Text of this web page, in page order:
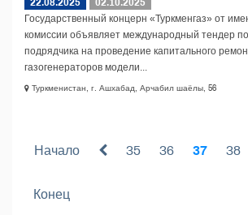
22.08.2025
02.10.2025
Государственный концерн «Туркменгаз» от
комиссии объявляет международный тендер
подрядчика на проведение капитального
газогенераторов модели...
Туркменистан, г. Ашхабад, Арчабил шаёлы, 56
Начало 35 36 37 38
Конец